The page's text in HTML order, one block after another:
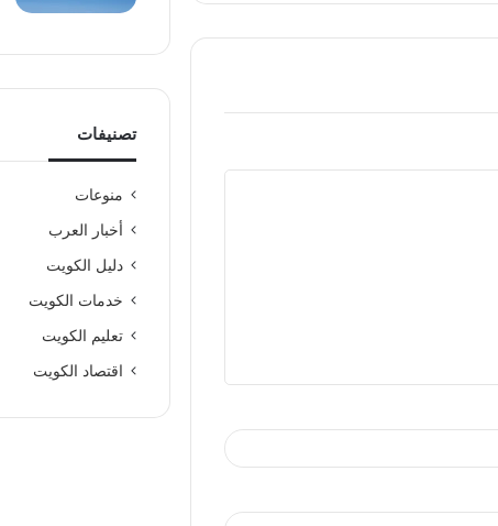
تصنيفات
منوعات
أخبار العرب
دليل الكويت
خدمات الكويت
تعليم الكويت
اقتصاد الكويت